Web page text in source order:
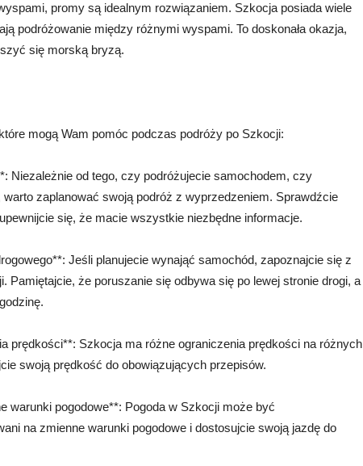
promy są idealnym rozwiązaniem. Szkocja posiada wiele
podróżowanie między różnymi wyspami. To doskonała okazja,
się morską bryzą.
mogą Wam pomóc podczas podróży po Szkocji:
Niezależnie od tego, czy podróżujecie samochodem, czy
zaplanować swoją podróż z wyprzedzeniem. Sprawdźcie
się, że macie wszystkie niezbędne informacje.
Jeśli planujecie wynająć samochód, zapoznajcie się z
Pamiętajcie, że poruszanie się odbywa się po lewej stronie drogi, a
prędkości**: Szkocja ma różne ograniczenia prędkości na różnych
swoją prędkość do obowiązujących przepisów.
warunki pogodowe**: Pogoda w Szkocji może być
na zmienne warunki pogodowe i dostosujcie swoją jazdę do